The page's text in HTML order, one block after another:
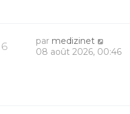
6 par medizinet
08 août 2026, 00:46